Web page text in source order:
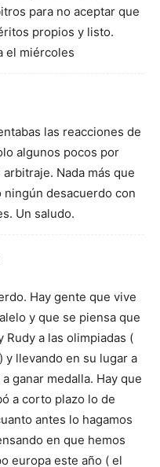
para no aceptar que
propios y listo.
el miércoles
las reacciones de
algunos pocos por
Nada más que
desacuerdo con
Un saludo.
Hay gente que vive
y que se piensa que
Rudy a las olimpiadas (
y llevando en su lugar a
ganar medalla. Hay que
a corto plazo lo de
antes lo hagamos
en que hemos
europa este año ( el